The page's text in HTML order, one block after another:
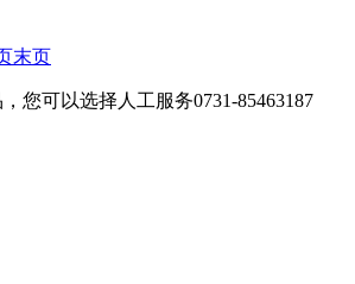
末页
您可以选择人工服务0731-85463187